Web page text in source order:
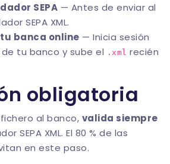
SEPA — Antes de enviar al
SEPA XML.
banca online — Inicia sesión
tu banco y sube el .xml recién
obligatoria
al banco, valida siempre
SEPA XML. El 80 % de las
en este paso.